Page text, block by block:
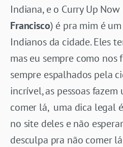
Indiana, e o Curry Up Now
Francisco) é pra mim é
Indianos da cidade. Eles
mas eu sempre como
sempre espalhados pela
incrível, as pessoas
comer lá, uma dica legal
no site deles e não
desculpa pra não comer